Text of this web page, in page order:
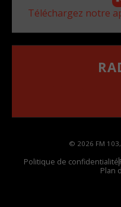
Téléchargez notre
© 2026 FM
Politique de confidentialité
Plan